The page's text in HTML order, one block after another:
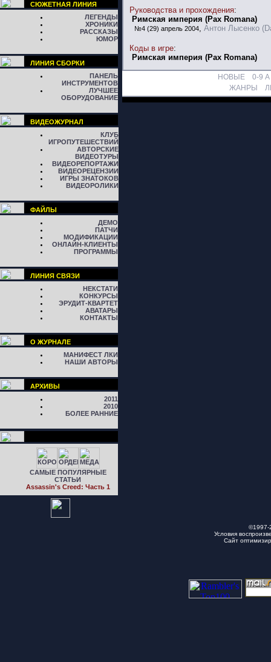
СЮЖЕТНАЯ ЛИНИЯ
ЛЕГЕНДЫ
ХРОНИКИ
РАССКАЗЫ
ЮМОР
ЛИНИЯ СБОРКИ
ПАНЕЛЬ
ИНСТРУМЕНТОВ
ЛУЧШЕЕ
ОБОРУДОВАНИЕ
ВИДЕОЖУРНАЛ
КЛУБ
ИГРОПУТЕШЕСТВИЙ
АВТОРСКИЕ
ВИДЕОТУРЫ
ВИДЕОРЕПОРТАЖИ
ВИДЕОРЕЦЕНЗИИ
ИГРЫ ЗНАТОКОВ
ВИДЕОРОЛИКИ
ФАЙЛЫ
ДЕМО
ПАТЧИ
МОДИФИКАЦИИ
ОНЛАЙН-КЛИЕНТЫ
ПРОГРАММЫ
ЛИНИЯ СВЯЗИ
НЕКСТАТИ
КОНКУРСЫ
ЭРУДИТ-КВАРТЕТ
АВАТАРЫ
КОНТАКТЫ
О ЖУРНАЛЕ
МАНИФЕСТ ЛКИ
НАШИ АВТОРЫ
АРХИВЫ
2011
2010
БОЛЕЕ РАННИЕ
САМЫЕ ПОПУЛЯРНЫЕ
СТАТЬИ
Assassin's Creed: Часть 1
Руководства и прохождения:
Римская империя (Pax Romana)
№4 (29) апрель 2004, Антон Лысенко
Коды в игре:
Римская империя (Pax Romana)
НОВЫЕ 0-9 A
ЖАНРЫ
Условия
Сайт